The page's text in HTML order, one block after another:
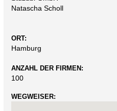
Natascha Scholl
ORT:
Hamburg
ANZAHL DER FIRMEN:
100
WEGWEISER: